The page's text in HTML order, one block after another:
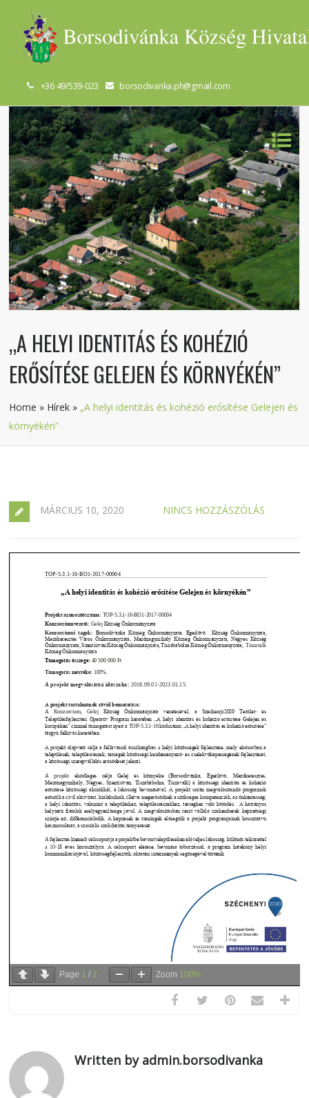
+36 49/539-023 borsodivanka.ph@gmail.com
„A HELYI IDENTITÁS ÉS KOHÉZIÓ
ERŐSÍTÉSE GELEJEN ÉS KÖRNYÉKÉN”
Home » Hírek » „A helyi identitás és kohézió erősítése Gelejen és
környékén”
MÁRCIUS 10, 2020 NINCS HOZZÁSZÓLÁS
Page 1 / 2 Zoom 100%
Written by admin.borsodivanka